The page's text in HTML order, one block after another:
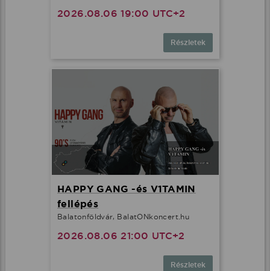
2026.08.06 19:00 UTC+2
Részletek
HAPPY GANG -és V1TAMIN
fellépés
Balatonföldvár, BalatONkoncert.hu
2026.08.06 21:00 UTC+2
Részletek